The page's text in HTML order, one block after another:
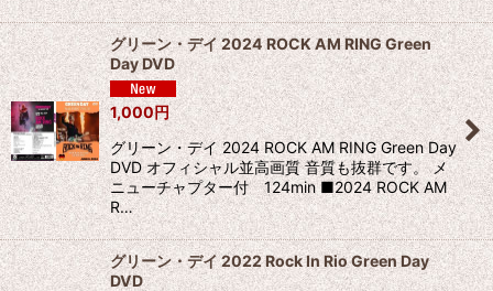
グリーン・デイ 2024 ROCK AM RING Green
Day DVD
1,000円
グリーン・デイ 2024 ROCK AM RING Green Day
DVD オフィシャル並高画質 音質も抜群です。 メ
ニューチャプター付 124min ■2024 ROCK AM
R…
グリーン・デイ 2022 Rock In Rio Green Day
DVD